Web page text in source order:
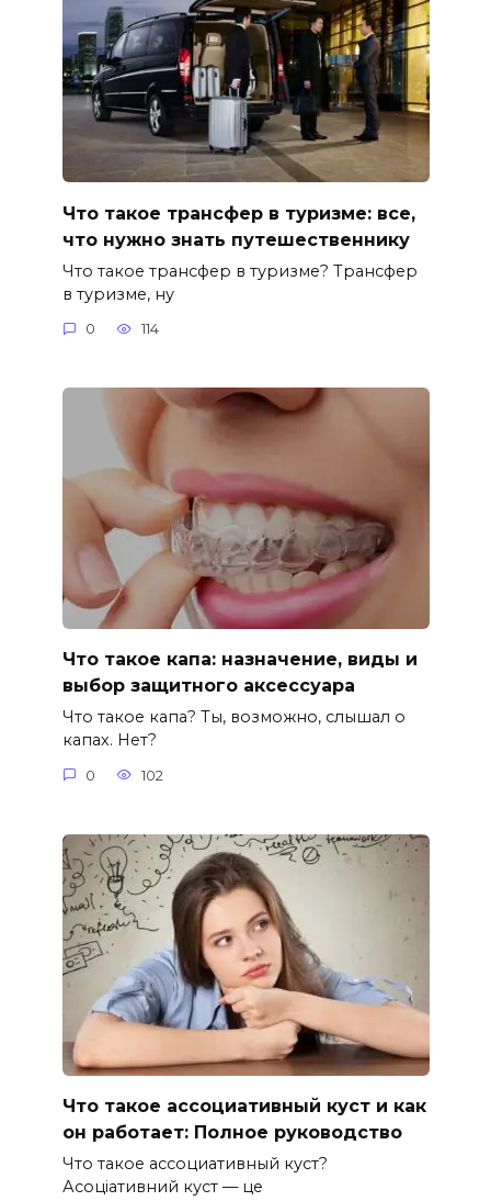
Что такое трансфер в туризме: все,
что нужно знать путешественнику
Что такое трансфер в туризме? Трансфер
в туризме, ну
0 114
Что такое капа: назначение, виды и
выбор защитного аксессуара
Что такое капа? Ты, возможно, слышал о
капах. Нет?
0 102
Что такое ассоциативный куст и как
он работает: Полное руководство
Что такое ассоциативный куст?
Асоціативний куст — це